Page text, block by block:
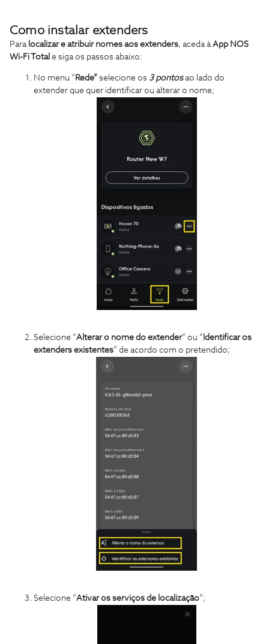
Como instalar extenders
Para localizar e atribuir nomes aos extenders, aceda àApp NOS
Wi-Fi Total e siga os passos abaixo:
No menu “ Rede” selecione os 3 pontos ao lado do
extender que quer identificar ou alterar o nome;
Selecione “Alterar o nome do extender” ou “ Identificar os
extenders existentes” de acordo com o pretendido;
Selecione “Ativar os serviços de localização”;